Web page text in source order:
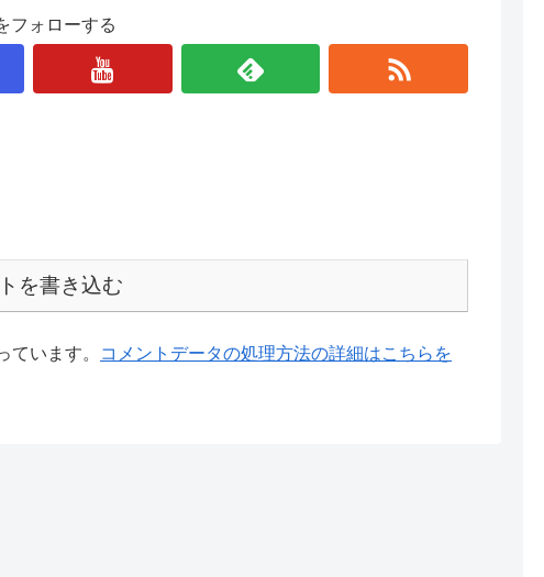
フォローする
を書き込む
います。 コメントデータの処理方法の詳細はこちらを